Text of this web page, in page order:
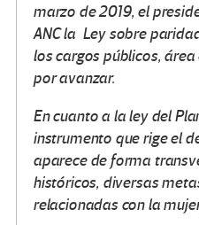
marzo de 2019, el
ANC la Ley sobre
los cargos públicos,
por avanzar.
En cuanto a la ley del
instrumento que rige el
aparece de forma
históricos, diversas
relacionadas con la